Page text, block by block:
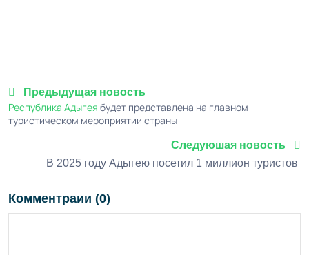
Предыдущая новость
Республика Адыгея будет представлена на главном
туристическом мероприятии страны
Следуюшая новость
В 2025 году Адыгею посетил 1 миллион туристов
Комментраии (0)